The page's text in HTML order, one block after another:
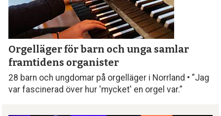
Orgelläger för barn och unga samlar
framtidens organister
28 barn och ungdomar på orgelläger i Norrland • ”Jag
var fascinerad över hur 'mycket' en orgel var.”